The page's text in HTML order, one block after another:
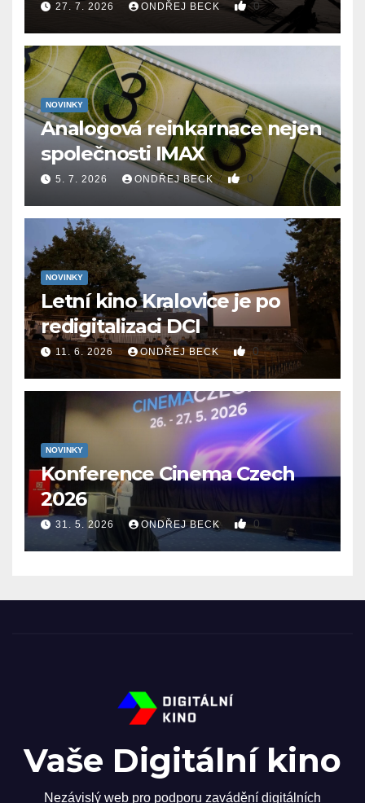
27. 7. 2026 ONDŘEJ BECK 0
NOVINKY
Analogová reinkarnace nejen
společnosti IMAX
5. 7. 2026 ONDŘEJ BECK 0
NOVINKY
Letní kino Kralovice je po
redigitalizaci DCI
11. 6. 2026 ONDŘEJ BECK 0
NOVINKY
Konference Cinema Czech
2026
31. 5. 2026 ONDŘEJ BECK 0
Vaše Digitální kino
Nezávislý web pro podporu zavádění digitálních